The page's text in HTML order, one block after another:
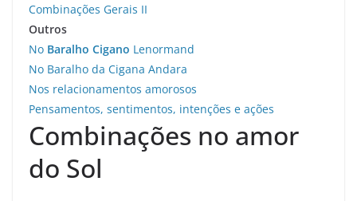
Combinações Gerais II
Outros
No Baralho Cigano Lenormand
No Baralho da Cigana Andara
Nos relacionamentos amorosos
Pensamentos, sentimentos, intenções e ações
Combinações no amor
do Sol